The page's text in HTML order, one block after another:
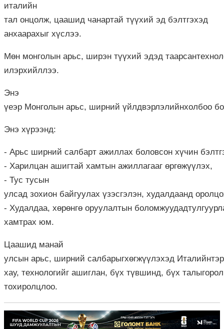
италийн
тал онцолж, цаашид чанартай түүхий эд бэлтгэхэд
анхаарахыг хүслээ.
Мөн монголын арьс, ширэн түүхий эдэд таарсан
илэрхийллээ.
Энэ
үеэр Монголын арьс, ширний үйлдвэрлэлийнхолбоо
Энэ хүрээнд:
- Арьс ширний салбарт ажиллах боловсон хүчин бэлтг
- Харилцан ашигтай хамтын ажиллагааг өргөжүүлэх,
- Тус тусын
улсад зохион байгуулах үзэсгэлэн, худалдаанд
- Худалдаа, хөрөнгө оруулалтын боломжуудад
хамтрах юм.
Цаашид манай
улсын арьс, ширний салбарыгхөгжүүлэхэд Италийн
хау, технологийг ашиглан, бүх түвшинд, бүх талыг
тохиролцлоо.